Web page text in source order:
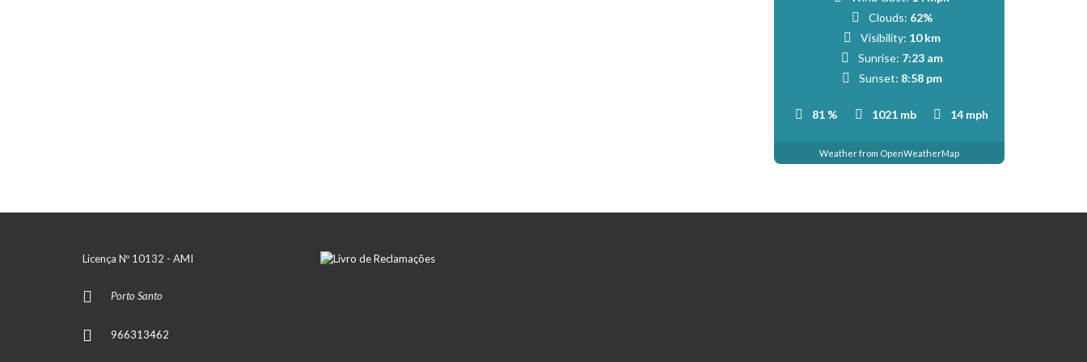
81 % 1021 mb 14 mph
Clouds: 62%
Visibility: 10 km
Sunrise: 7:23 am
Sunset: 8:58 pm
Weather from OpenWeatherMap
Licença Nº 10132 - AMI
Porto Santo
966313462